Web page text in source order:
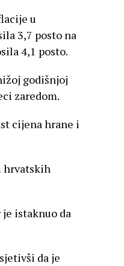
u
3,7 posto na
4,1 posto.
godišnjoj
zaredom.
cijena hrane i
hrvatskih
istaknuo da
da je